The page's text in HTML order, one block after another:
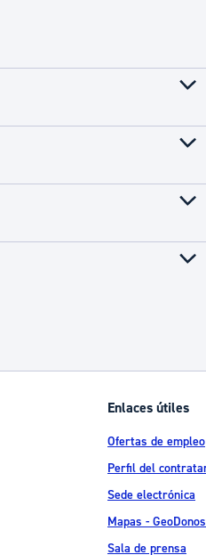
Enlaces útiles
Ofertas de empleo
Perfil del
Sede electrónica
Mapas -
Sala de prensa